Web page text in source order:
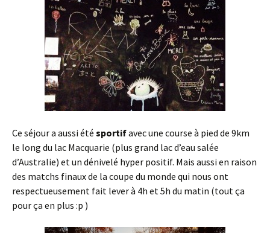
Ce séjour a aussi été sportifavec une course à pied de 9km
le long du lac Macquarie (plus grand lac d’eau salée
d’Australie) et un dénivelé hyper positif. Mais aussi en raison
des matchs finaux de la coupe du monde qui nous ont
respectueusement fait lever à 4h et 5h du matin (tout ça
pour ça en plus :p )